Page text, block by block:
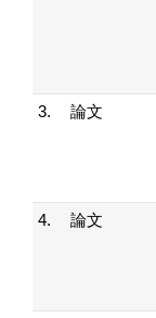
3. 論文
4. 論文